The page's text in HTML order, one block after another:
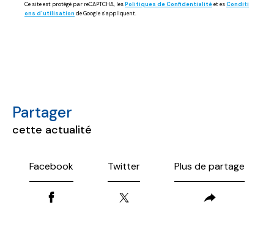
Ce site est protégé par reCAPTCHA, lesPolitiques de Confidentialitéet esConditi
ons d'utilisation de Google s'appliquent.
partager
cette actualité
Facebook Twitter Plus de partage